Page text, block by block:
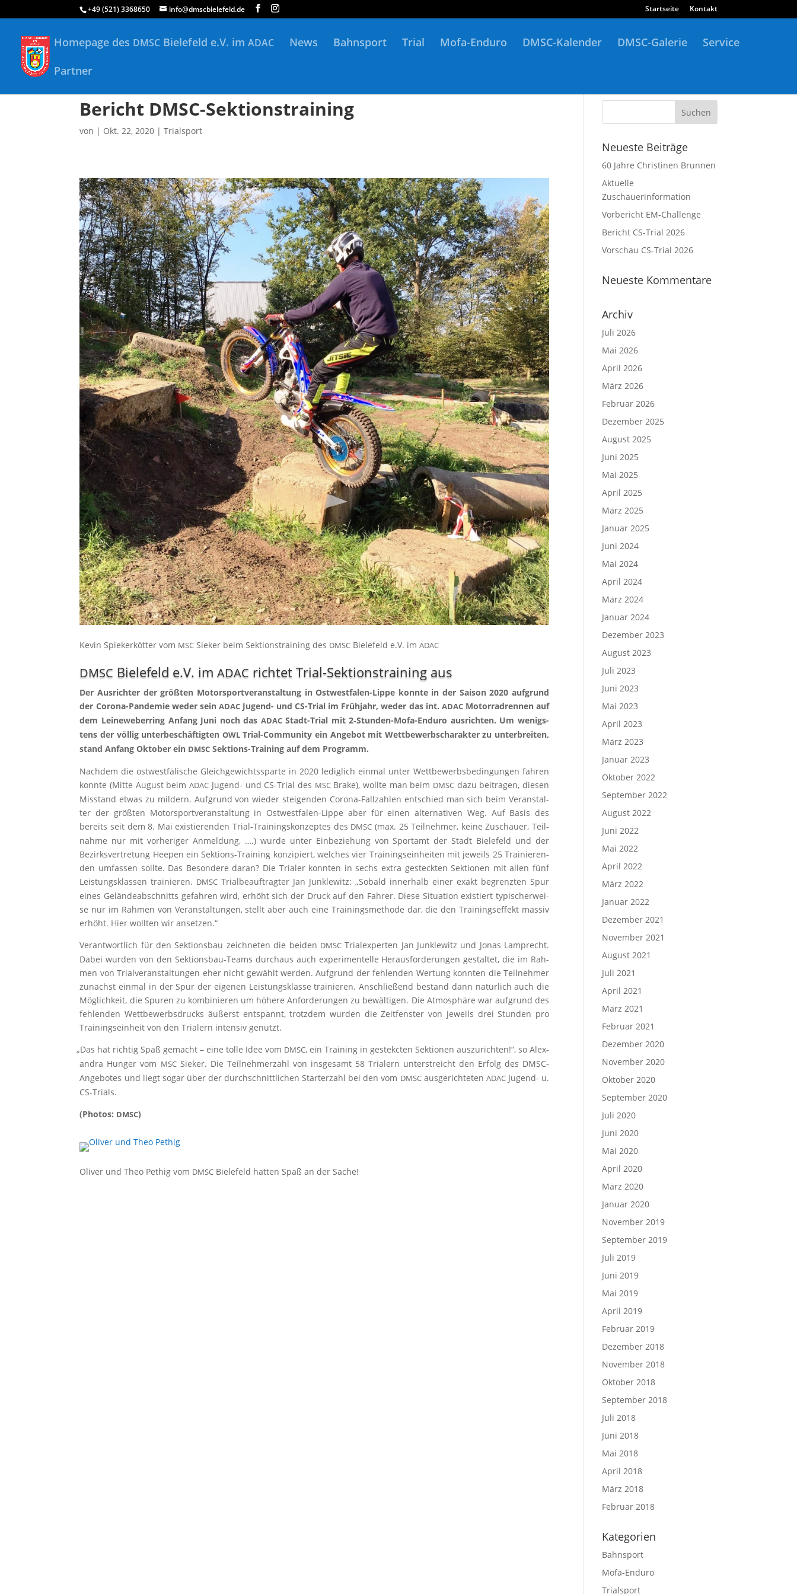
+49 (521) 3368650 info@dmscbielefeld.de Startseite Kontakt
Homepage des DMSC Bielefeld e.V. im ADAC News Bahnsport Trial Mofa-Enduro DMSC-Kalender DMSC-Galerie
Service
Partner
Bericht DMSC-Sektionstraining
von | Okt. 22, 2020 |Trialsport
Kevin Spie­ker­köt­ter vom MSC Sie­ker beim Sek­ti­ons­trai­ning des DMSC Bie­le­feld e.V. imADAC
DMSC Bielefeld e.V. imADAC richtet Trial-Sektionstraining aus
Der Aus­rich­ter der größ­ten Motor­sport­ver­an­stal­tung in Ost­west­fa­len-Lip­pe konn­te in der Sai­son 2020 auf­grund
der Coro­na-Pan­de­mie weder sein ADACJugend- und CS-Tri­al im Früh­jahr, weder das int. ADACMotor­rad­ren­nen auf
dem Lei­ne­we­ber­ring Anfang Juni noch das ADACStadt-Tri­al mit 2‑Stun­den-Mofa-Endu­ro aus­rich­ten. Um wenigs­
tens der völ­lig unter­be­schäf­tig­ten OWLTri­al-Com­mu­ni­ty ein Ange­bot mit Wett­be­werbs­cha­rak­ter zu unter­brei­ten,
stand Anfang Okto­ber ein DMSC Sek­ti­ons-Trai­ning auf dem Programm.
Nach­dem die ost­west­fä­li­sche Gleich­ge­wichts­spar­te in 2020 ledig­lich ein­mal unter Wett­be­werbs­be­din­gun­gen fah­ren
konn­te (Mit­te August beimADAC Jugend- und CS-Tri­al des MSCBra­ke), woll­te man beim DMSCdazu bei­tra­gen, die­sen
Misstand etwas zu mil­dern. Auf­grund von wie­der stei­gen­den Coro­na-Fall­zah­len ent­schied man sich beim Ver­an­stal­
ter der größ­ten Motor­sport­ver­an­stal­tung in Ost­west­fa­len-Lip­pe aber für einen alter­na­ti­ven Weg. Auf Basis des
bereits seit dem 8. Mai exis­tie­ren­den Tri­al-Trai­nings­kon­zep­tes des DMSC (max. 25 Teil­neh­mer, kei­ne Zuschau­er, Teil­
nah­me nur mit vor­he­ri­ger Anmel­dung, ….) wur­de unter Ein­be­zie­hung von Sport­amt der Stadt Bie­le­feld und der
Bezirks­ver­tre­tung Hee­pen ein Sek­ti­ons-Trai­ning kon­zi­piert, wel­ches vier Trai­nings­ein­hei­ten mit jeweils 25 Trai­nie­ren­
den umfas­sen soll­te. Das Beson­de­re dar­an? Die Tria­ler konn­ten in sechs extra gesteck­ten Sek­tio­nen mit allen fünf
Leis­tungs­klas­sen trai­nie­ren. DMSC Tri­al­be­auf­trag­ter Jan Jun­k­le­witz: „Sobald inner­halb einer exakt begrenz­ten Spur
eines Gelän­de­ab­schnitts gefah­ren wird, erhöht sich der Druck auf den Fah­rer. Die­se Situa­ti­on exis­tiert typi­scher­wei­
se nur im Rah­men von Ver­an­stal­tun­gen, stellt aber auch eine Trai­nings­me­tho­de dar, die den Trai­nings­ef­fekt mas­siv
erhöht. Hier woll­ten wir ansetzen.“
Ver­ant­wort­lich für den Sek­ti­ons­bau zeich­ne­ten die bei­den DMSCTri­al­ex­per­ten Jan Jun­k­le­witz und Jonas Lam­precht.
Dabei wur­den von den Sek­ti­ons­bau-Teams durch­aus auch expe­ri­men­tel­le Her­aus­for­de­run­gen gestal­tet, die im Rah­
men von Tri­al­ver­an­stal­tun­gen eher nicht gewählt wer­den. Auf­grund der feh­len­den Wer­tung konn­ten die Teil­neh­mer
zunächst ein­mal in der Spur der eige­nen Leis­tungs­klas­se trai­nie­ren. Anschlie­ßend bestand dann natür­lich auch die
Mög­lich­keit, die Spu­ren zu kom­bi­nie­ren um höhe­re Anfor­de­run­gen zu bewäl­ti­gen. Die Atmo­sphä­re war auf­grund des
feh­len­den Wett­be­werbs­drucks äußerst ent­spannt, trotz­dem wur­den die Zeit­fens­ter von jeweils drei Stun­den pro
Trai­nings­ein­heit von den Tria­lern inten­siv genutzt.
„Das hat rich­tig Spaß gemacht – eine tol­le Idee vom DMSC, ein Trai­ning in gestekc­ten Sek­tio­nen aus­zu­rich­ten!“, so Alex­
an­dra Hun­ger vom MSCSie­ker. Die Teil­neh­mer­zahl von ins­ge­samt 58 Tria­lern unter­streicht den Erfolg des DMSC-
Ange­bo­tes und liegt sogar über der durch­schnitt­li­chen Star­t­er­zahl bei den vom DMSCaus­ge­rich­te­ten ADACJugend- u.
CS-Trials.
(Pho­tos: DMSC)
Oli­ver und Theo Pethig vom DMSC Bie­le­feld hat­ten Spaß an der Sache!
Neueste Beiträge
60 Jahre Christinen Brunnen
Aktuelle
Zuschauerinformation
Vorbericht EM-Challenge
Bericht CS-Trial 2026
Vorschau CS-Trial 2026
Neueste Kommentare
Archiv
Juli 2026
Mai 2026
April 2026
März 2026
Februar 2026
Dezember 2025
August 2025
Juni 2025
Mai 2025
April 2025
März 2025
Januar 2025
Juni 2024
Mai 2024
April 2024
März 2024
Januar 2024
Dezember 2023
August 2023
Juli 2023
Juni 2023
Mai 2023
April 2023
März 2023
Januar 2023
Oktober 2022
September 2022
August 2022
Juni 2022
Mai 2022
April 2022
März 2022
Januar 2022
Dezember 2021
November 2021
August 2021
Juli 2021
April 2021
März 2021
Februar 2021
Dezember 2020
November 2020
Oktober 2020
September 2020
Juli 2020
Juni 2020
Mai 2020
April 2020
März 2020
Januar 2020
November 2019
September 2019
Juli 2019
Juni 2019
Mai 2019
April 2019
Februar 2019
Dezember 2018
November 2018
Oktober 2018
September 2018
Juli 2018
Juni 2018
Mai 2018
April 2018
März 2018
Februar 2018
Kategorien
Bahnsport
Mofa-Enduro
Trialsport